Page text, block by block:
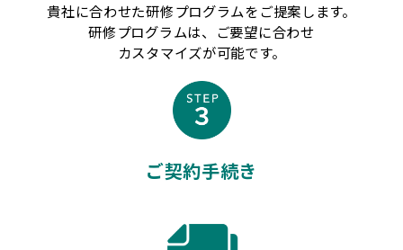
貴社に合わせた研修プログラムをご提案します。
研修プログラムは、ご要望に合わせ
カスタマイズが可能です。
ご契約手続き